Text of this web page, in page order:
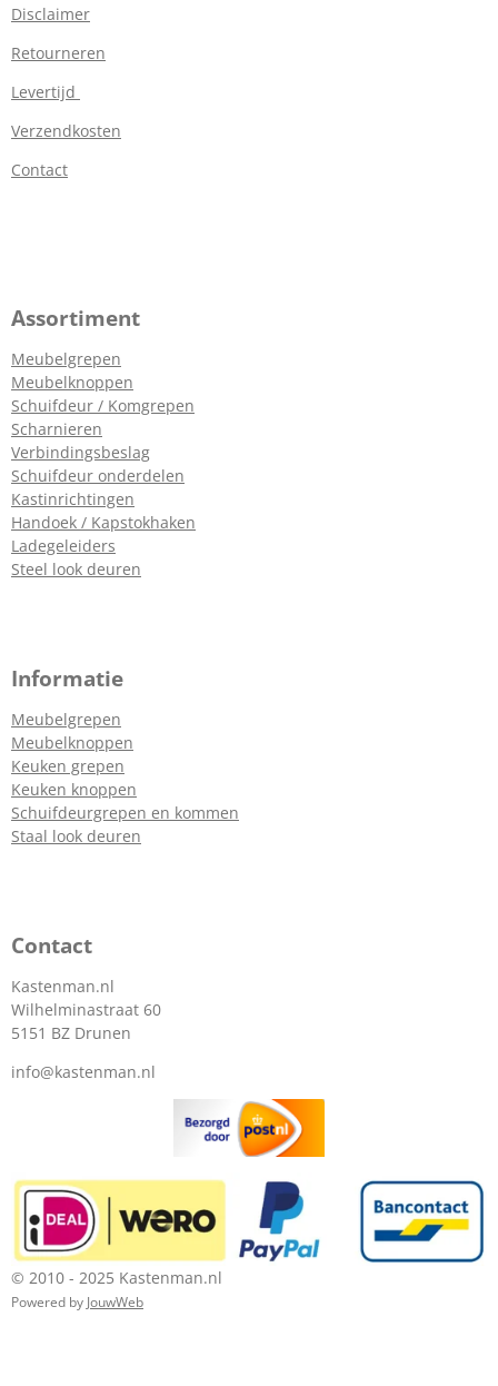
Disclaimer
Retourneren
Levertijd
Verzendkosten
Contact
Assortiment
Meubelgrepen
Meubelknoppen
Schuifdeur / Komgrepen
Scharnieren
Verbindingsbeslag
Schuifdeur onderdelen
Kastinrichtingen
Handoek / Kapstokhaken
Ladegeleiders
Steel look deuren
Informatie
Meubelgrepen
Meubelknoppen
Keuken grepen
Keuken knoppen
Schuifdeurgrepen en kommen
Staal look deuren
Contact
Kastenman.nl
Wilhelminastraat 60
5151 BZ Drunen
info@kastenman.nl
© 2010 - 2025 Kastenman.nl
Powered by JouwWeb